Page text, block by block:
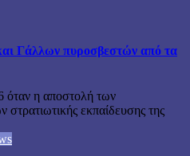
Γάλλων πυροσβεστών από τα
η αποστολή των
εκπαίδευσης της